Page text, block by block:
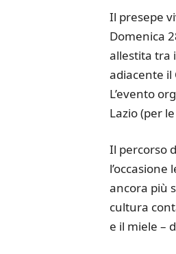
Il presepe
Domenica
allestita tra
adiacente il
L’evento
Lazio (per
Il percorso
ancora più
cultura
e il miele –